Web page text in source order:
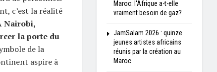
c’est la réalité
Nairobi,
la porte du
de la
aspire à
Maroc: l'Afrique a-t-elle
vraiment besoin de gaz?
JamSalam 2026 : quinze
jeunes artistes africains
réunis par la création au
Maroc